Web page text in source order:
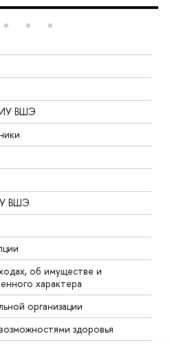
ВШЭ
ВШЭ
об имуществе и
характера
организации
здоровья